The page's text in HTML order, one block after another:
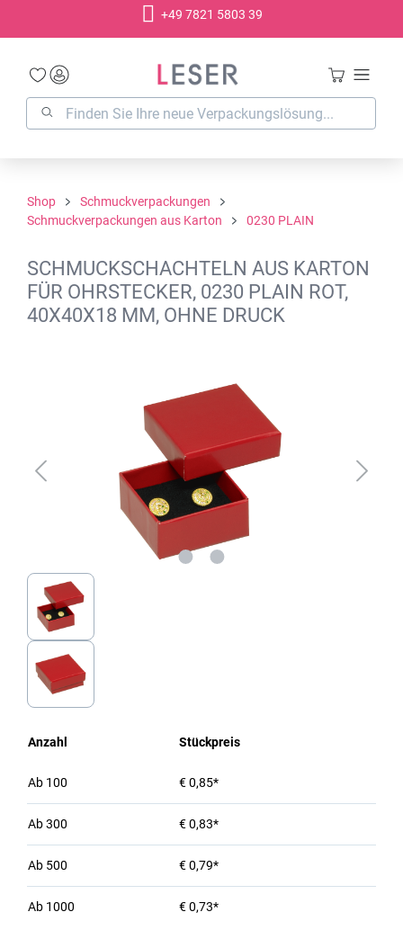
+49 7821 5803 39
Shop
Schmuckverpackungen
Schmuckverpackungen aus Karton
0230 PLAIN
SCHMUCKSCHACHTELN AUS KARTON
FÜR OHRSTECKER, 0230 PLAIN ROT,
40X40X18 MM, OHNE DRUCK
Anzahl Stückpreis
Ab 100 € 0,85*
Ab300 € 0,83*
Ab 500 € 0,79*
Ab 1000 € 0,73*